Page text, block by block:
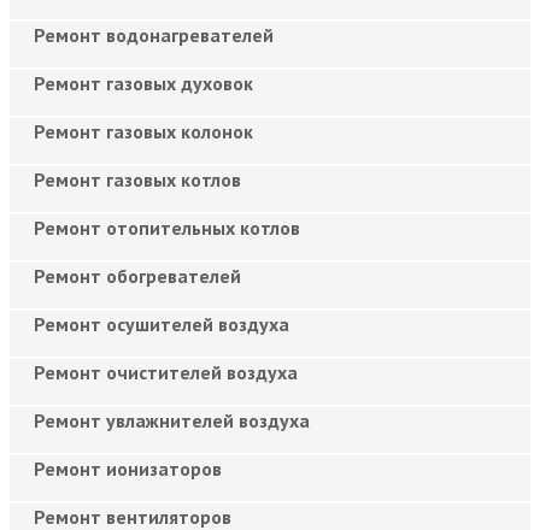
Ремонт водонагревателей
Ремонт газовых духовок
Ремонт газовых колонок
Ремонт газовых котлов
Ремонт отопительных котлов
Ремонт обогревателей
Ремонт осушителей воздуха
Ремонт очистителей воздуха
Ремонт увлажнителей воздуха
Ремонт ионизаторов
Ремонт вентиляторов